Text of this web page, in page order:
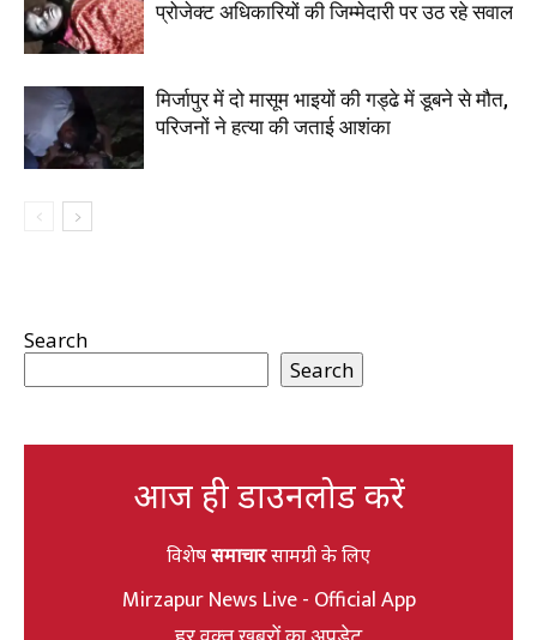
प्रोजेक्ट अधिकारियों की जिम्मेदारी पर उठ रहे सवाल
मिर्जापुर में दो मासूम भाइयों की गड्ढे में डूबने से मौत,
परिजनों ने हत्या की जताई आशंका
Search
Search
आज ही डाउनलोड करें
विशेषसमाचारसामग्री के लिए
Mirzapur News Live - Official App